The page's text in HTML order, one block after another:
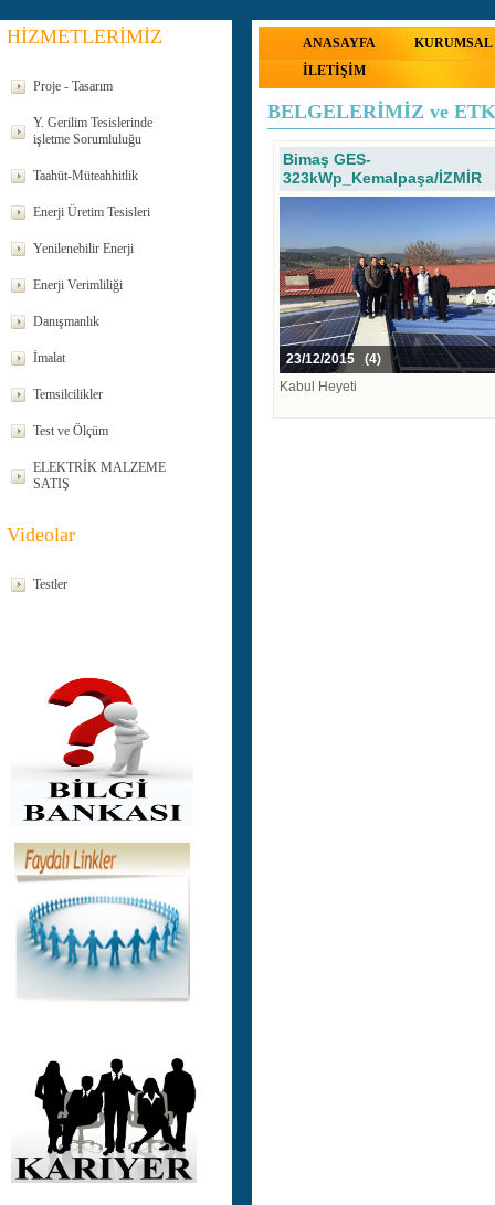
HİZMETLERİMİZ
Proje - Tasarım
Y. Gerilim Tesislerinde
işletme Sorumluluğu
Taahüt-Müteahhitlik
Enerji Üretim Tesisleri
Yenilenebilir Enerji
Enerji Verimliliği
Danışmanlık
İmalat
Temsilcilikler
Test ve Ölçüm
ELEKTRİK MALZEME
SATIŞ
Videolar
Testler
ANASAYFA
KURUMSAL
İLETİŞİM
BELGELERİMİZ ve
Bimaş GES-
323kWp_Kemalpaşa/İZMİR
23/12/2015 (4)
Kabul Heyeti